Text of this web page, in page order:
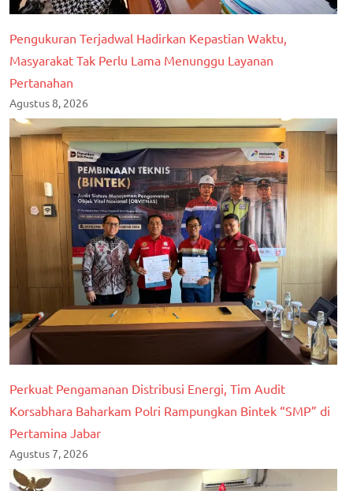
Pengukuran Terjadwal Hadirkan Kepastian Waktu,
Masyarakat Tak Perlu Lama Menunggu Layanan
Pertanahan
Agustus 8, 2026
Perkuat Pengamanan Distribusi Energi, Tim Audit
Korsabhara Baharkam Polri Rampungkan Bintek “SMP” di
Pertamina Jabar
Agustus 7, 2026